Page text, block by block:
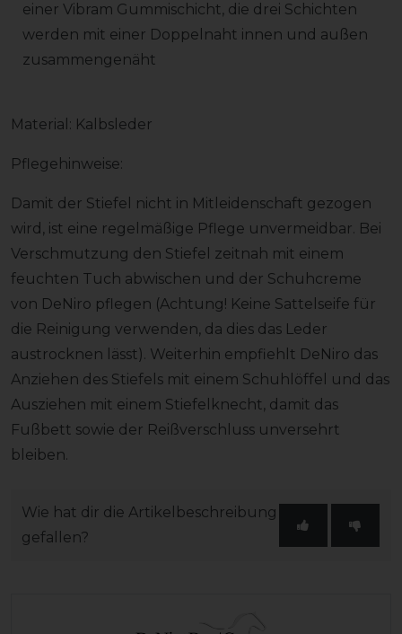
einer Vibram Gummischicht, die drei Schichten
werden mit einer Doppelnaht innen und außen
zusammengenäht
Material: Kalbsleder
Pflegehinweise:
Damit der Stiefel nicht in Mitleidenschaft gezogen
wird, ist eine regelmäßige Pflege unvermeidbar. Bei
Verschmutzung den Stiefel zeitnah mit einem
feuchten Tuch abwischen und der Schuhcreme
von DeNiro pflegen (Achtung! Keine Sattelseife für
die Reinigung verwenden, da dies das Leder
austrocknen lässt). Weiterhin empfiehlt DeNiro das
Anziehen des Stiefels mit einem Schuhlöffel und das
Ausziehen mit einem Stiefelknecht, damit das
Fußbett sowie der Reißverschluss unversehrt
bleiben.
Wie hat dir die Artikelbeschreibung
gefallen?